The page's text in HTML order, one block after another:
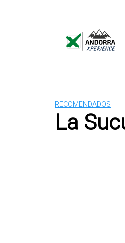
RECOMENDADOS
La